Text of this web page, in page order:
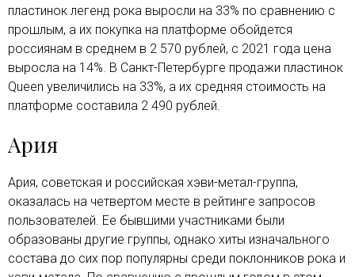
пластинок легенд рока выросли на 33% по сравнению с
прошлым, а их покупка на платформе обойдется
россиянам в среднем в 2 570 рублей, с 2021 года цена
выросла на 14%. В Санкт-Петербурге продажи пластинок
Queen увеличились на 33%, а их средняя стоимость на
платформе составила 2 490 рублей.
Ария
Ария, советская и российская хэви-метал-группа,
оказалась на четвертом месте в рейтинге запросов
пользователей. Ее бывшими участниками были
образованы другие группы, однако хиты изначального
состава до сих пор популярны среди поклонников рока и